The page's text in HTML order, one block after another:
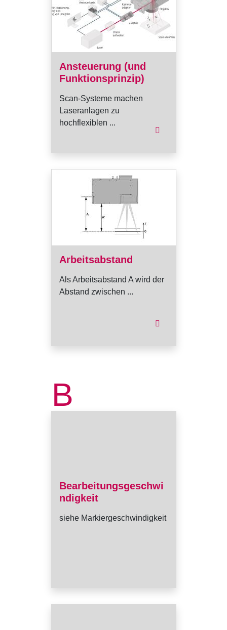
Ansteuerung (und
Funktionsprinzip)
Scan-Systeme machen
Laseranlagen zu
hochflexiblen ...
Arbeitsabstand
Als Arbeitsabstand A wird der
Abstand zwischen ...
B
Bearbeitungsgeschwi
ndigkeit
siehe Markiergeschwindigkeit